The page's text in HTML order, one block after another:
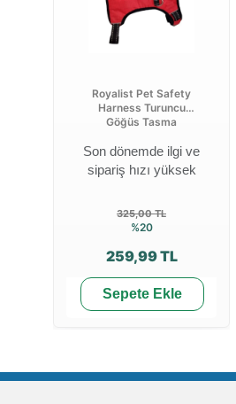
Royalist Pet Safety
Harness Turuncu
Göğüs Tasma
Son dönemde ilgi ve
sipariş hızı yüksek
325,00 TL
%20
259,99 TL
Sepete Ekle